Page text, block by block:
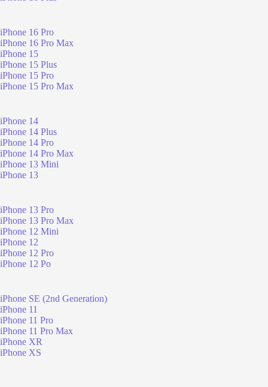
iPhone 16 Pro
iPhone 16 Pro Max
iPhone 15
iPhone 15 Plus
iPhone 15 Pro
iPhone 15 Pro Max
iPhone 14
iPhone 14 Plus
iPhone 14 Pro
iPhone 14 Pro Max
iPhone 13 Mini
iPhone 13
iPhone 13 Pro
iPhone 13 Pro Max
iPhone 12 Mini
iPhone 12
iPhone 12 Pro
iPhone 12 Po
iPhone SE (2nd Generation)
iPhone 11
iPhone 11 Pro
iPhone 11 Pro Max
iPhone XR
iPhone XS